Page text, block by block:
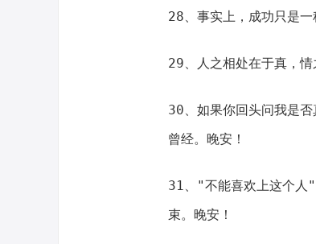
28、事实上，成功只是一
29、人之相处在于真，情
30、如果你回头问我是
曾经。晚安！
31、"不能喜欢上这个人
束。晚安！